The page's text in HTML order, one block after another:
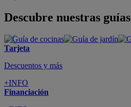
Descubre nuestras guías
Tarjeta
Descuentos y más
+INFO
Financiación